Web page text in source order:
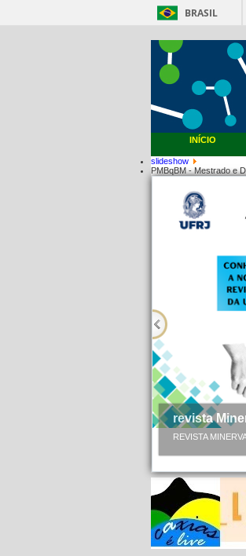
BRASIL
INÍCIO
slideshow
PMBqBM - Mestrado e
revista
REVISTA